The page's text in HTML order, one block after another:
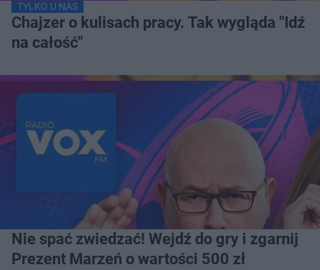
TYLKO U NAS
Chajzer o kulisach pracy. Tak wygląda "Idź
na całość"
Nie spać zwiedzać! Wejdź do gry i zgarnij
Prezent Marzeń o wartości 500 zł